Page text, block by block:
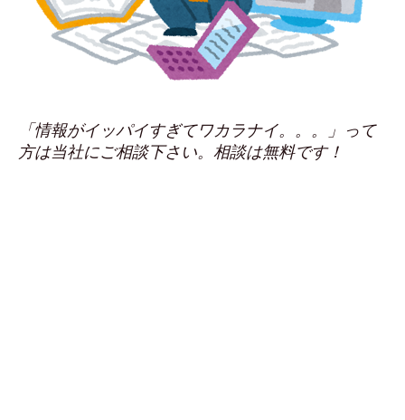
「情報がイッパイすぎてワカラナイ。。。」って
方は当社にご相談下さい。相談は無料です！